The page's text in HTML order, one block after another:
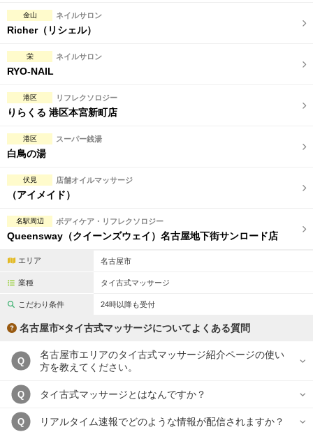
金山 ネイルサロン
Richer（リシェル）
栄 ネイルサロン
RYO-NAIL
港区 リフレクソロジー
りらくる 港区本宮新町店
港区 スーパー銭湯
白鳥の湯
伏見 店舗オイルマッサージ
（アイメイド）
名駅周辺 ボディケア・リフレクソロジー
Queensway（クイーンズウェイ）名古屋地下街サンロード店
エリア 名古屋市
業種 タイ古式マッサージ
こだわり条件 24時以降も受付
名古屋市×タイ古式マッサージについてよくある質問
Q
名古屋市エリアのタイ古式マッサージ紹介ページの使い
方を教えてください。
Q タイ古式マッサージとはなんですか？
Q リアルタイム速報でどのような情報が配信されますか？